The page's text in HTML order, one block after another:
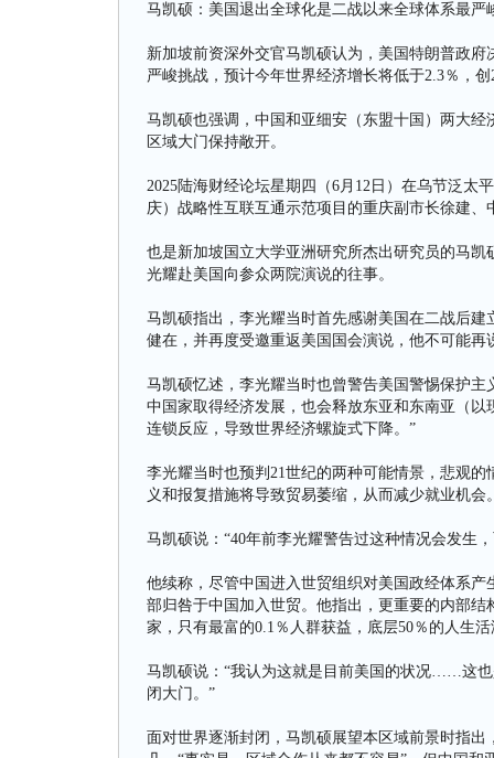
马凯硕：美国退出全球化是二战以来全球体系最严
新加坡前资深外交官马凯硕认为，美国特朗普政
严峻挑战，预计今年世界经济增长将低于2.3％，
马凯硕也强调，中国和亚细安（东盟十国）两大
区域大门保持敞开。
2025陆海财经论坛星期四（6月12日）在乌节泛太
庆）战略性互联互通示范项目的重庆副市长徐建
也是新加坡国立大学亚洲研究所杰出研究员的马
光耀赴美国向参众两院演说的往事。
马凯硕指出，李光耀当时首先感谢美国在二战后
健在，并再度受邀重返美国国会演说，他不可能再
马凯硕忆述，李光耀当时也曾警告美国警惕保护
中国家取得经济发展，也会释放东亚和东南亚（
连锁反应，导致世界经济螺旋式下降。”
李光耀当时也预判21世纪的两种可能情景，悲观
义和报复措施将导致贸易萎缩，从而减少就业机会
马凯硕说：“40年前李光耀警告过这种情况会发生
他续称，尽管中国进入世贸组织对美国政经体系
部归咎于中国加入世贸。他指出，更重要的内部
家，只有最富的0.1％人群获益，底层50％的人生
马凯硕说：“我认为这就是目前美国的状况……这
闭大门。”
面对世界逐渐封闭，马凯硕展望本区域前景时指